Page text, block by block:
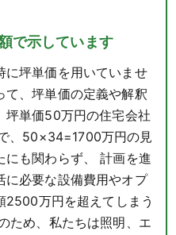
で示しています
に坪単価を用いていませ
て、坪単価の定義や解釈
坪単価50万円の住宅会社
、50×34=1700万円の見
にも関わらず、 計画を進
に必要な設備費用やオプ
2500万円を超えてしまう
ため、私たちは照明、エ